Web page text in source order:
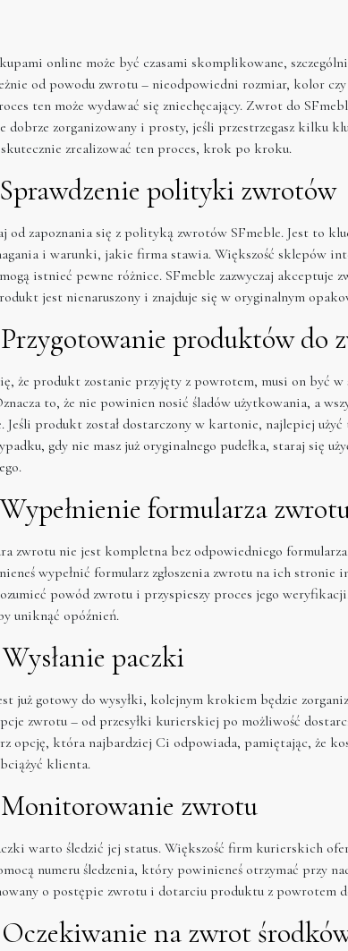
online może być czasami skomplikowane,
od powodu zwrotu – nieodpowiedni rozmiar, kolor
ten może wydawać się zniechęcający. Zwrot do
dobrze zorganizowany i prosty, jeśli przestrzegasz kilku
zrealizować ten proces, krok po kroku.
polityki zwrotów
od zapoznania się z polityką zwrotów SFmeble. Jest to
i warunki, jakie firma stawia. Większość sklepów
istnieć pewne różnice. SFmeble zazwyczaj akceptuje
jest nienaruszony i znajduje się w oryginalnym
produktów do
że produkt zostanie przyjęty z powrotem, musi on być
to, że nie powinien nosić śladów użytkowania, a
Jeśli produkt został dostarczony w kartonie, najlepiej użyć
gdy nie masz już oryginalnego pudełka, staraj się
formularza
zwrotu nie jest kompletna bez odpowiedniego
wypełnić formularz zgłoszenia zwrotu na ich stronie
powód zwrotu i przyspieszy proces jego
uniknąć opóźnień.
paczki
już gotowy do wysyłki, kolejnym krokiem będzie
zwrotu – od przesyłki kurierskiej po możliwość
opcję, która najbardziej Ci odpowiada, pamiętając, że
klienta.
zwrotu
warto śledzić jej status. Większość firm kurierskich
numeru śledzenia, który powinieneś otrzymać przy
o postępie zwrotu i dotarciu produktu z powrotem
na zwrot